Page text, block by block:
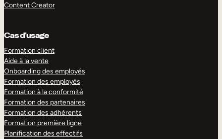
Content Creator
Cas d’usage
Formation client
Aide à la vente
Onboarding des employés
Formation des employés
Formation à la conformité
Formation des partenaires
Formation des adhérents
Formation première ligne
Planification des effectifs